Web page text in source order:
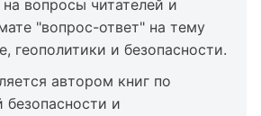
вопросы читателей и
"вопрос-ответ" на тему
геополитики и безопасности.
автором книг по
и